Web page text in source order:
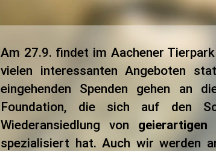
Am 27.9. findet im Aachener
vielen interessanten Angeboten
eingehenden Spenden gehen an
Foundation, die sich auf den
Wiederansiedlung von
spezialisiert hat. Auch wir werden